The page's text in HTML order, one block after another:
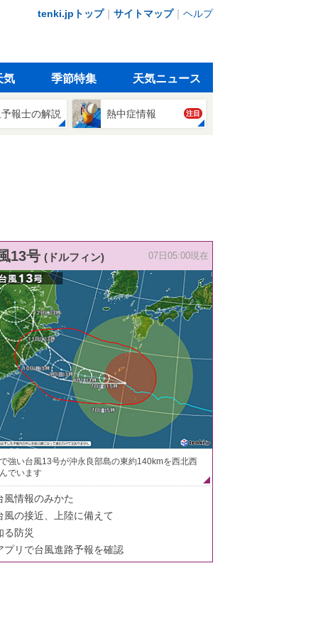
tenki.jpトップ｜ サイトマップ｜ ヘルプ
気 季節特集 天気ニュース
報士の解説 熱中症情報 注目
13号 (ドルフィン) 07日05:00現在
強い台風13号が沖永良部島の東約140kmを西北西
でいます
風情報のみかた
風の接近、上陸に備えて
る防災
プリで台風進路予報を確認